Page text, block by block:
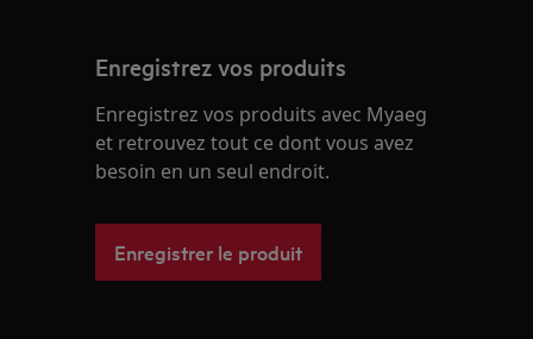
Enregistrez vos produits
Enregistrez vos produits avec Myaeg
et retrouvez tout ce dont vous avez
besoin en un seul endroit.
Enregistrer le produit